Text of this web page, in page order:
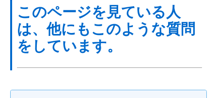
このページを見ている人
は、他にもこのような質問
をしています。